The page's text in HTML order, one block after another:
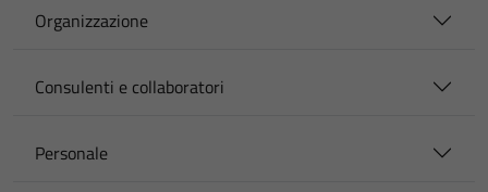
Organizzazione
Consulenti e collaboratori
Personale